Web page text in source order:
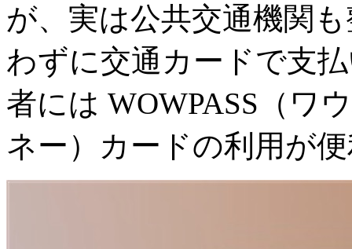
が、実は公共交通機関
わずに交通カードで支
者には WOWPASS（ワ
ネー）カードの利用が